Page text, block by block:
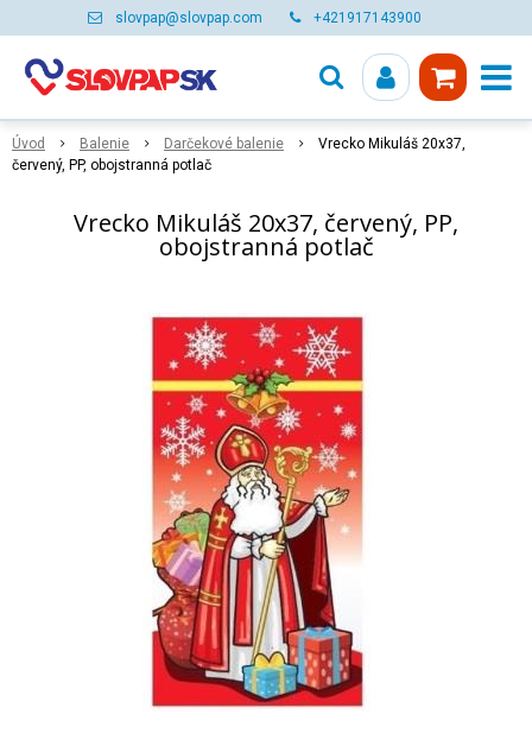
slovpap@slovpap.com +421917143900
Úvod Balenie Darčekové balenie
Vrecko Mikuláš 20x37,
červený, PP, obojstranná potlač
Vrecko Mikuláš 20x37, červený, PP,
obojstranná potlač